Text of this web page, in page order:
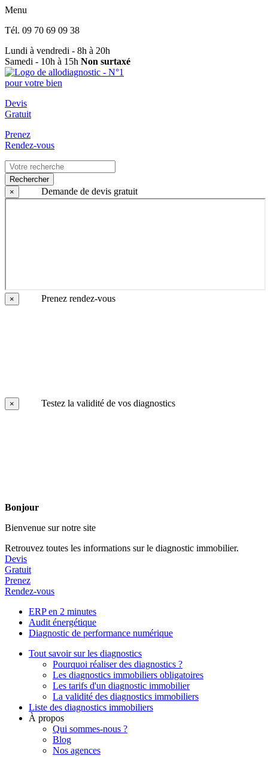
Menu
Tél. 09 70 69 09 38
Lundi à vendredi - 8h à 20h
Samedi - 10h à 15h Non surtaxé
Devis
Gratuit
Prenez
Rendez-vous
Rechercher
×
Demande de devis gratuit
× Prenez rendez-vous
× Testez la validité de vos diagnostics
Bonjour
Bienvenue sur notre site
Retrouvez toutes les informations sur le diagnostic immobilier.
Devis
Gratuit
Prenez
Rendez-vous
ERP en 2 minutes
Audit énergétique
Diagnostic de performance numérique
Tout savoir sur les diagnostics
Pourquoi réaliser des diagnostics ?
Les diagnostics immobiliers obligatoires
Les tarifs d'un diagnostic immobilier
La validité des diagnostics immobiliers
Liste des diagnostics immobiliers
À propos
Qui sommes-nous ?
Blog
Nos agences